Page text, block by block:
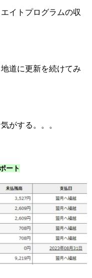
イトプログラムの収
道に更新を続けてみ
がする。。。
ート